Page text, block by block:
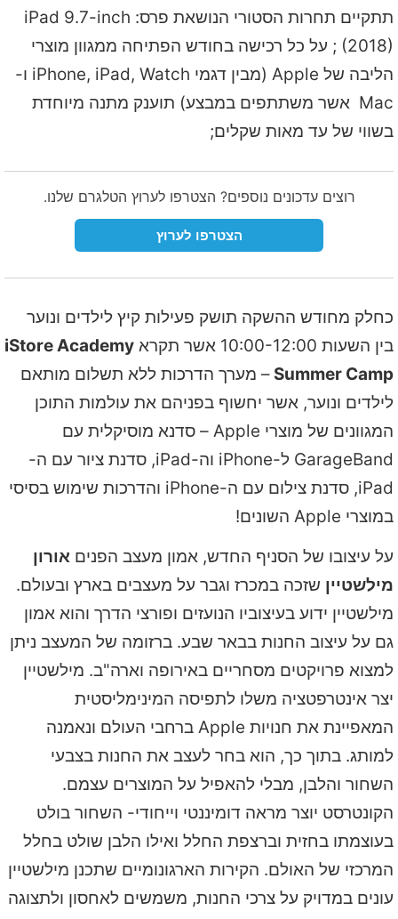
תתקיים תחרות הסטורי הנושאת פרס: iPad 9.7-inch
(2018) ; על כל רכישה בחודש הפתיחה ממגוון מוצרי
הליבה של Apple (מבין דגמי iPhone, iPad, Watch ו-
Mac אשר משתתפים במבצע) תוענק מתנה מיוחדת
בשווי של עד מאות שקלים;
רוצים עדכונים נוספים? הצטרפו לערוץ הטלגרם שלנו.
הצטרפו לערוץ
כחלק מחודש ההשקה תושק פעילות קיץ לילדים ונוער
בין השעות 10:00-12:00 אשר תקרא
iStore Academy
Summer Camp – מערך הדרכות ללא תשלום מותאם
לילדים ונוער, אשר יחשוף בפניהם את עולמות התוכן
המגוונים של מוצרי Apple – סדנא מוסיקלית עם
GarageBand ל-iPhone וה-iPad, סדנת ציור עם ה-
iPad, סדנת צילום עם ה-iPhone והדרכות שימוש בסיסי
במוצרי Apple השונים!
על עיצובו של הסניף החדש, אמון מעצב הפנים אורון
מילשטיין שזכה במכרז וגבר על מעצבים בארץ ובעולם.
מילשטיין ידוע בעיצוביו הנועזים ופורצי הדרך והוא אמון
גם על עיצוב החנות בבאר שבע. ברזומה של המעצב ניתן
למצוא פרויקטים מסחריים באירופה וארה"ב. מילשטיין
יצר אינטרפטציה משלו לתפיסה המינימליסטית
המאפיינת את חנויות Apple ברחבי העולם ונאמנה
למותג. בתוך כך, הוא בחר לעצב את החנות בצבעי
השחור והלבן, מבלי להאפיל על המוצרים עצמם.
הקונטרסט יוצר מראה דומיננטי וייחודי- השחור בולט
בעוצמתו בחזית וברצפת החלל ואילו הלבן שולט בחלל
המרכזי של האולם. הקירות הארגונומיים שתכנן מילשטיין
עונים במדויק על צרכי החנות, משמשים לאחסון ולתצוגה